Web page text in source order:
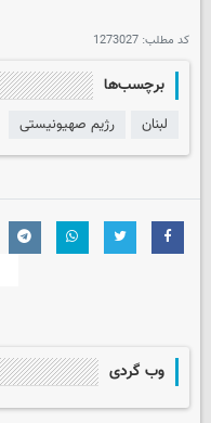
کد مطلب: 1273027
برچسب‌ها
لبنان رژیم صهیونیستی
وب گردی